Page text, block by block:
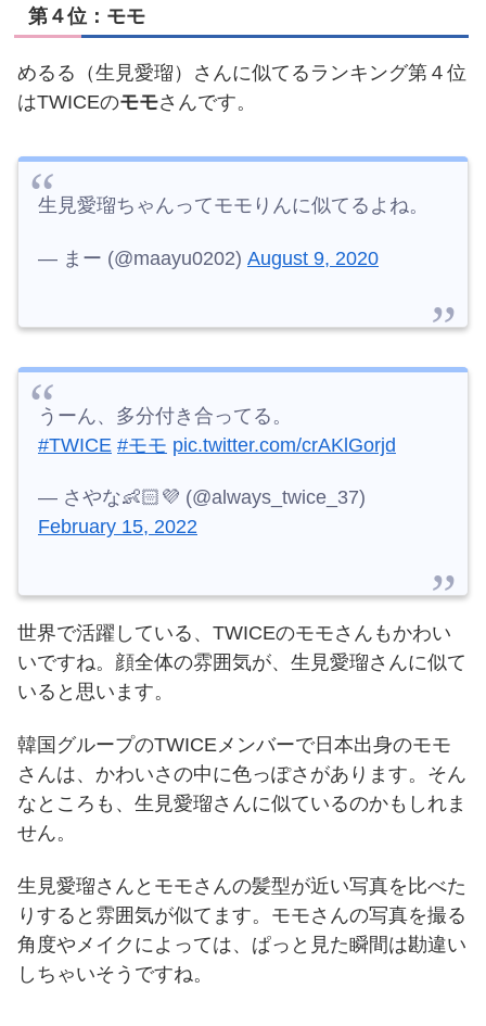
第４位：モモ
めるる（生見愛瑠）さんに似てるランキング第４位
はTWICEのモモさんです。
生見愛瑠ちゃんってモモりんに似てるよね。
— まー (@maayu0202) August 9, 2020
うーん、多分付き合ってる。
#TWICE #モモ pic.twitter.com/crAKlGorjd
— さやな👶🏻💜 (@always_twice_37)
February 15, 2022
世界で活躍している、TWICEのモモさんもかわい
いですね。 顔全体の雰囲気が、生見愛瑠さんに似て
いると思います。
韓国グループのTWICEメンバーで日本出身のモモ
さんは、かわいさの中に色っぽさがあります。 そん
なところも、生見愛瑠さんに似ているのかもしれま
せん。
生見愛瑠さんとモモさんの髪型が近い写真を比べた
りすると雰囲気が似てます。 モモさんの写真を撮る
角度やメイクによっては、ぱっと見た瞬間は勘違い
しちゃいそうですね。